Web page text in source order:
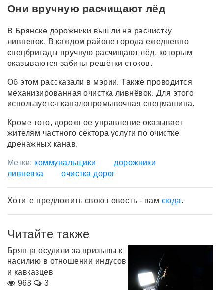
Они вручную расчищают лёд
В Брянске дорожники вышли на расчистку
ливневок. В каждом районе города ежедневно
спецбригады вручную расчищают лёд, которым
оказываются забиты решётки стоков.
Об этом рассказали в мэрии. Также проводится
механизированная очистка ливнёвок. Для этого
используется каналопромывочная спецмашина.
Кроме того, дорожное управление оказывает
жителям частного сектора услуги по очистке
дренажных канав.
Метки: коммунальщики
дорожники
ливневка
очистка дорог
Хотите предложить свою новость - вам сюда.
Читайте также
Брянца осудили за призывы к
насилию в отношении индусов
и кавказцев
963
3